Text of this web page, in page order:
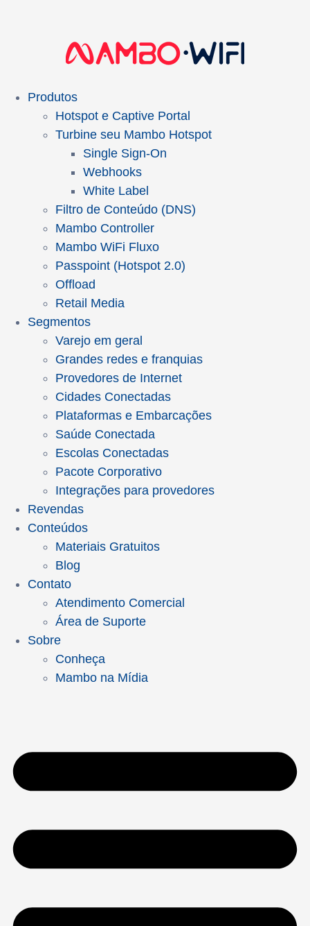
Produtos
Hotspot e Captive Portal
Turbine seu Mambo Hotspot
Single Sign-On
Webhooks
White Label
Filtro de Conteúdo (DNS)
Mambo Controller
Mambo WiFi Fluxo
Passpoint (Hotspot 2.0)
Offload
Retail Media
Segmentos
Varejo em geral
Grandes redes e franquias
Provedores de Internet
Cidades Conectadas
Plataformas e Embarcações
Saúde Conectada
Escolas Conectadas
Pacote Corporativo
Integrações para provedores
Revendas
Conteúdos
Materiais Gratuitos
Blog
Contato
Atendimento Comercial
Área de Suporte
Sobre
Conheça
Mambo na Mídia